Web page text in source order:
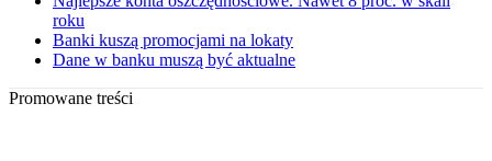
roku
Banki kuszą promocjami na lokaty
Dane w banku muszą być aktualne
Promowane treści